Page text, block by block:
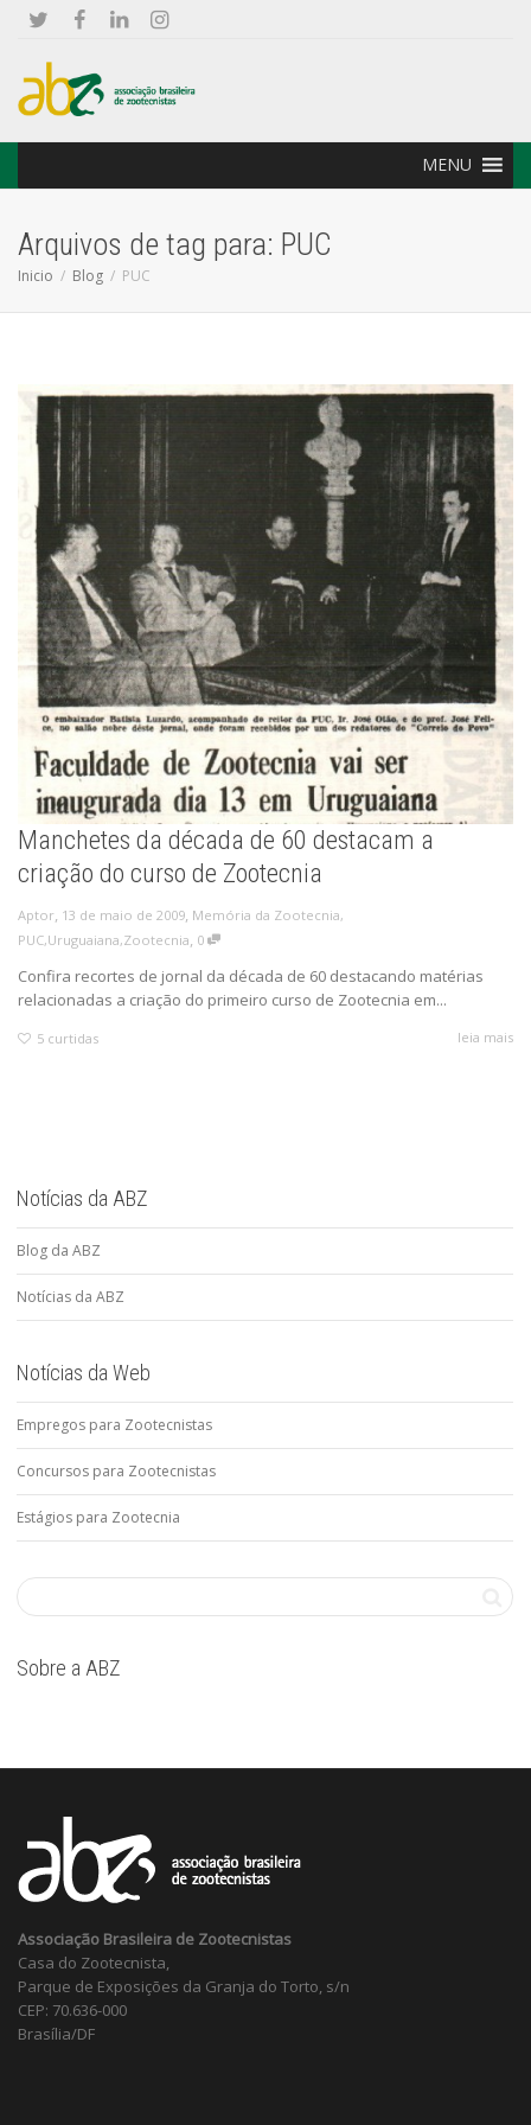
MENU
Arquivos de tag para: PUC
Inicio Blog PUC
Manchetes da década de 60 destacam a
criação do curso de Zootecnia
Aptor, 13 de maio de 2009, Memória da Zootecnia,
PUC,Uruguaiana,Zootecnia, 0
Confira recortes de jornal da década de 60 destacando matérias
relacionadas a criação do primeiro curso de Zootecnia em...
5 curtidas leia mais
Notícias da ABZ
Blog da ABZ
Notícias da ABZ
Notícias da Web
Empregos para Zootecnistas
Concursos para Zootecnistas
Estágios para Zootecnia
Sobre a ABZ
Associação Brasileira de Zootecnistas
Casa do Zootecnista,
Parque de Exposições da Granja do Torto, s/n
CEP: 70.636-000
Brasília/DF